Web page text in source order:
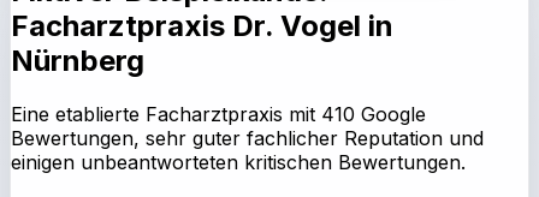
Facharztpraxis Dr. Vogel in
Nürnberg
Eine etablierte Facharztpraxis mit 410 Google
Bewertungen, sehr guter fachlicher Reputation und
einigen unbeantworteten kritischen Bewertungen.